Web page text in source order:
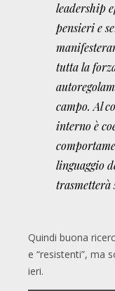
leadership
pensieri e
tutta la
campo. Al
interno è
linguaggio
trasmetterà
Quindi buona
e “resistenti”, ma
ieri.